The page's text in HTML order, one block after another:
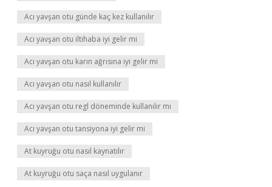
Acı yavşan otu günde kaç kez kullanılır
Acı yavşan otu iltihaba iyi gelir mi
Acı yavşan otu karın ağrısına iyi gelir mi
Acı yavşan otu nasıl kullanılır
Acı yavşan otu regl döneminde kullanılır mı
Acı yavşan otu tansiyona iyi gelir mi
At kuyruğu otu nasıl kaynatılır
At kuyruğu otu saça nasıl uygulanır